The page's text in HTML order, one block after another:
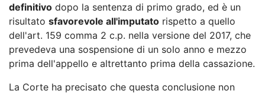
definitivo dopo la sentenza di primo grado, ed è un
risultato sfavorevole all'imputato rispetto a quello
dell'art. 159 comma 2 c.p. nella versione del 2017, che
prevedeva una sospensione di un solo anno e mezzo
prima dell'appello e altrettanto prima della cassazione.
La Corte ha precisato che questa conclusione non